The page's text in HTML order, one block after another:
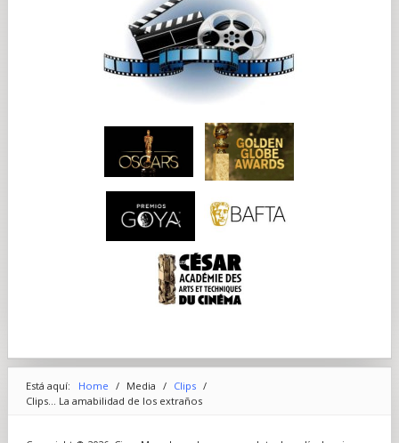
Está aquí: Home / Media / Clips /
Clips... La amabilidad de los extraños